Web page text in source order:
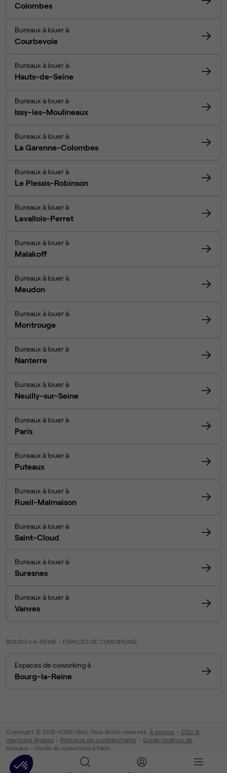
Colombes
Bureaux à louer à
Courbevoie
Bureaux à louer à
Hauts-de-Seine
Bureaux à louer à
Issy-les-Moulineaux
Bureaux à louer à
La Garenne-Colombes
Bureaux à louer à
Le Plessis-Robinson
Bureaux à louer à
Levallois-Perret
Bureaux à louer à
Malakoff
Bureaux à louer à
Meudon
Bureaux à louer à
Montrouge
Bureaux à louer à
Nanterre
Bureaux à louer à
Neuilly-sur-Seine
Bureaux à louer à
Paris
Bureaux à louer à
Puteaux
Bureaux à louer à
Rueil-Malmaison
Bureaux à louer à
Saint-Cloud
Bureaux à louer à
Suresnes
Bureaux à louer à
Vanves
BOURG-LA-REINE - ESPACES DE COWORKING
Espaces de coworking à
Bourg-la-Reine
Copyright © 2012-2026 Ubiq. Tous droits réservés. À propos
CGU &
mentions légales
Politique de confidentialité
Guide location de
bureaux
Guide du coworking à Paris